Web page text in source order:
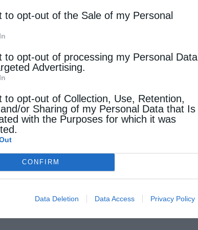
to opt-out of the Sale of my Personal
to opt-out of processing my Personal Data
Advertising.
to opt-out of Collection, Use, Retention,
or Sharing of my Personal Data that Is
with the Purposes for which it was
CONFIRM
Data Deletion Data Access Privacy Policy
διά της πίστεως, υπερφυσικά
ζητήματα και καταστάσεις.